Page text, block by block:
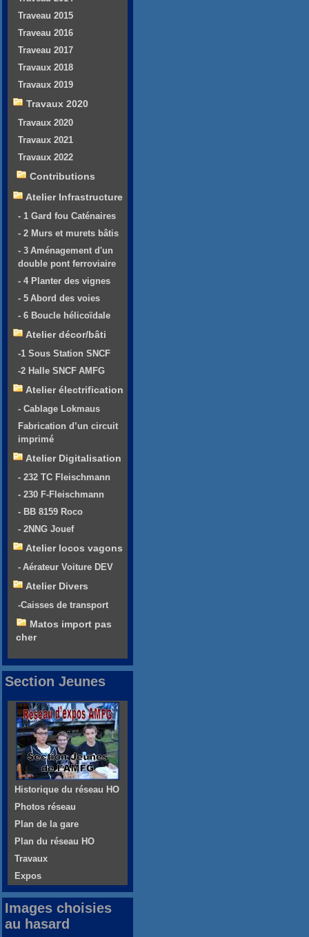
Traveau 2015
Traveau 2016
Traveau 2017
Travaux 2018
Travaux 2019
Travaux 2020
Travaux 2020
Travaux 2021
Travaux 2022
Contributions
Atelier Infrastructure
- 1 Gard fou Caténaires
- 2 Murs et murets bâtis
- 3 Aménagement d'un
double pont ferroviaire
- 4 Planter des vignes
- 5 Abord des voies
- 6 Boucle hélicoïdale
Atelier décor/bâti
-1 Sous Station SNCF
-2 Halle SNCF AMFG
Atelier électrification
- Cablage Lokmaus
Fabrication d’un circuit
imprimé
Atelier Digitalisation
- 232 TC Fleischmann
- 230 F-Fleischmann
- BB 8159 Roco
- 2NNG Jouef
Atelier locos vagons
- Aérateur Voiture DEV
Atelier Divers
-Caisses de transport
Matos import pas
cher
Section Jeunes
Historique du réseau HO
Photos réseau
Plan de la gare
Plan du réseau HO
Travaux
Expos
Images choisies
au hasard